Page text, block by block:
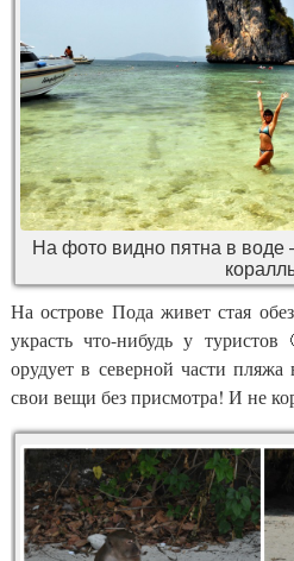
На фото видно пятна в
На острове Пода живет стая
украсть что-нибудь у
орудует в северной части пляжа
свои вещи без присмотра! И не